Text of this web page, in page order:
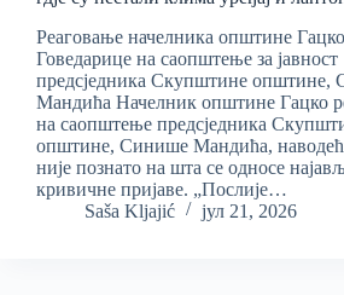
Реаговање начелника општине
Говедарице на саопштење за јавност
предсједника Скупштине општине,
Мандића Начелник општине Гацко
на саопштење предсједника
општине, Синише Мандића,
није познато на шта се односе
кривичне пријаве. „Послије…
Saša Kljajić
јул 21, 2026